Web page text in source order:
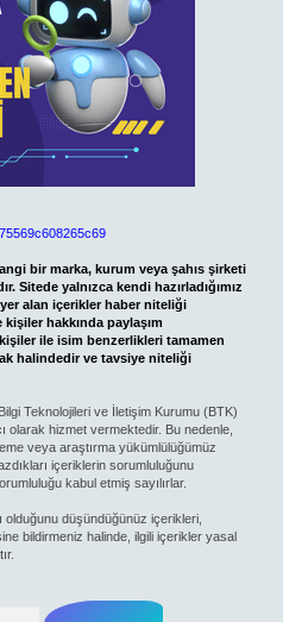
bir marka, kurum veya şahıs şirketi
Sitede yalnızca kendi hazırladığımız
alan içerikler haber niteliği
hakkında paylaşım
ile isim benzerlikleri tamamen
halindedir ve tavsiye niteliği
Teknolojileri ve İletişim Kurumu (BTK)
olarak hizmet vermektedir. Bu nedenle,
veya araştırma yükümlülüğümüz
içeriklerin sorumluluğunu
kabul etmiş sayılırlar.
düşündüğünüz içerikleri,
bildirmeniz halinde, ilgili içerikler yasal